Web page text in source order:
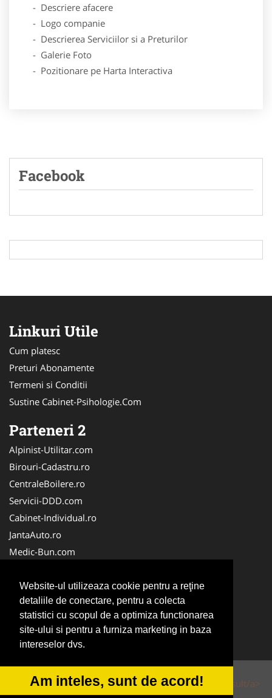
Website-ul utilizeaza cookie pentru a reţine
detaliile de conectare, pentru a colecta
statistici cu scopul de a optimiza functionarea
site-ului si pentru a furniza marketing in baza
intereselor dvs.
Am inteles, sunt de acord!
- Descriere afacere
- Logo companie
- Descrierea Serviciilor si a Preturilor
- Galerie Foto
- Pozitionare pe Harta Interactiva
Facebook
Linkuri Utile
Cum platesc
Preturi Abonamente
Termeni si Conditii
Sustine Cabinet-Psihologie.Com
Parteneri 2
Alpinist-Utilitar.com
Birouri-Cadastru.ro
CentraleBoilere.ro
Servicii-DDD.com
Cabinet-Individual.ro
JantaAuto.ro
Medic-Bun.com
Apicultorul.com
CentruInchirieri.ro
Oftalmologul.ro
Stomatologul.com
© 2014-2026 Powered byVilonMedia&Tokaido Consult/a>